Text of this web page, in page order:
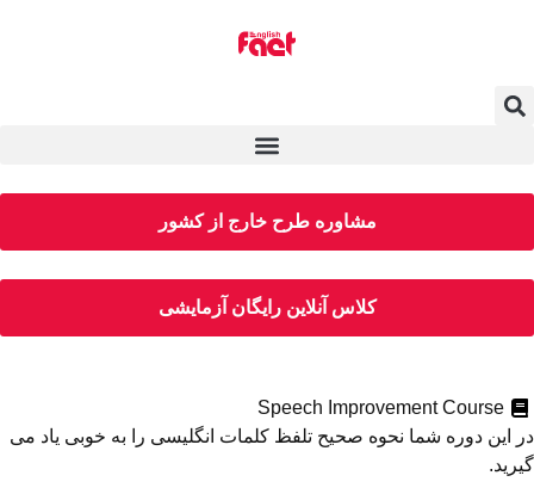
مشاوره طرح خارج از کشور
کلاس آنلاین رایگان آزمایشی
Speech Improvement Course
این دوره شما نحوه صحیح تلفظ کلمات انگلیسی را به خوبی یاد می­‌